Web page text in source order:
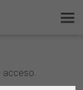
acceso.